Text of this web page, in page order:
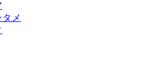
メ